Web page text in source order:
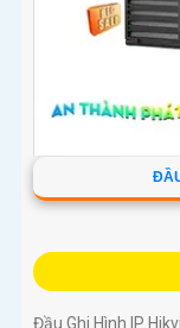
Đầu Ghi Hình IP